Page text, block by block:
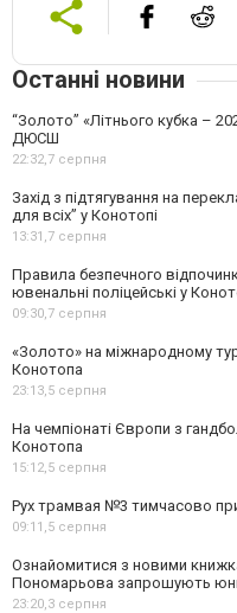
Останні новини
“Золото” «Літнього кубка –
ДЮСШ
22:32, 7 серпня
Захід з підтягування на
для всіх” у Конотопі
13:31, 7 серпня
Правила безпечного
ювенальні поліцейські у
09:30, 7 серпня
«Золото» на міжнародному
Конотопа
23:13, 5 серпня
На чемпіонаті Європи з
Конотопа
15:12, 5 серпня
Рух трамвая №3 тимчасово
09:11, 5 серпня
Ознайомитися з новими
Пономарьова запрошують
23:20, 3 серпня